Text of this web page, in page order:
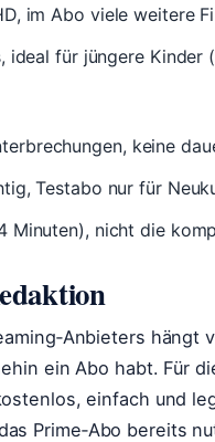
im Abo viele weitere
ideal für jüngere Kinder
keine
Testabo nur für
Minuten), nicht die
hängt
ein Abo habt. Für
einfach und
Prime‑Abo bereits